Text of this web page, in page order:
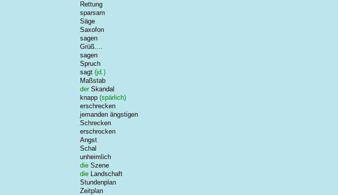
Rettung
sparsam
Säge
Saxofon
sagen
Grüß....
sagen
Spruch
sagt (jd.)
Maßstab
der Skandal
knapp (spärlich)
erschrecken
jemanden ängstigen
Schrecken
erschrocken
Angst
Schal
unheimlich
die Szene
die Landschaft
Stundenplan
Zeitplan